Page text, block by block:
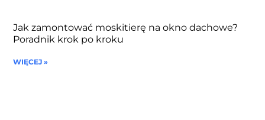
Jak zamontować moskitierę na okno dachowe?
Poradnik krok po kroku
WIĘCEJ »